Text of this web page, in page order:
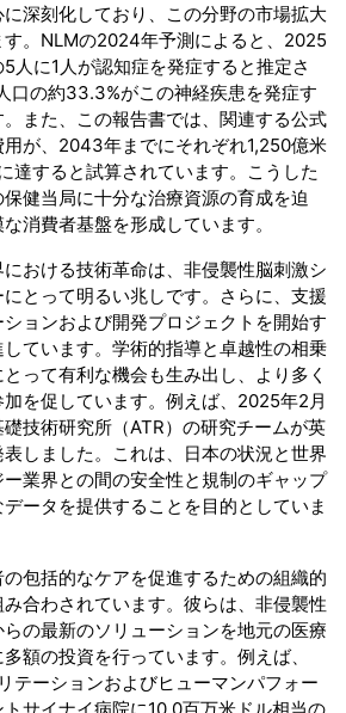
深刻化しており、この分野の市場拡大
す。NLMの2024年予測によると、2025
人に1人が認知症を発症すると推定さ
口の約33.3%がこの神経疾患を発症す
また、この報告書では、関連する公式
が、2043年までにそれぞれ1,250億米
達すると試算されています。こうした
健当局に十分な治療資源の育成を迫
消費者基盤を形成しています。
おける技術革命は、非侵襲性脳刺激シ
とって明るい兆しです。さらに、支援
ョンおよび開発プロジェクトを開始す
ています。学術的指導と卓越性の相乗
って有利な機会も生み出し、より多く
を促しています。例えば、2025年2月
技術研究所（ATR）の研究チームが英
しました。これは、日本の状況と世界
業界との間の安全性と規制のギャップ
ータを提供することを目的としていま
包括的なケアを促進するための組織的
合わされています。彼らは、非侵襲性
の最新のソリューションを地元の医療
額の投資を行っています。例えば、
テーションおよびヒューマンパフォー
サイナイ病院に10.0百万米ドル相当の